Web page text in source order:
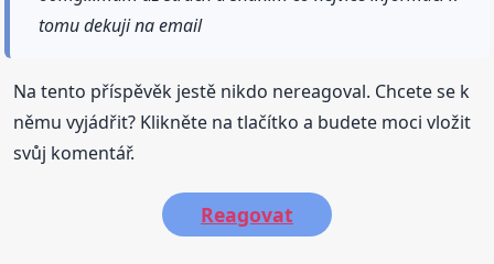
tomu dekuji na email
Na tento příspěvěk jestě nikdo nereagoval. Chcete se k
němu vyjádřit? Klikněte na tlačítko a budete moci vložit
svůj komentář.
Reagovat